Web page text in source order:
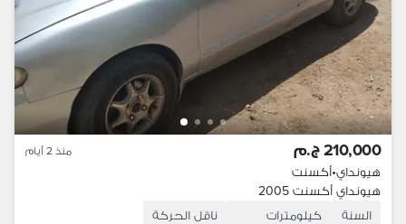
210,000 ج.م منذ 2 أيام
هيونداي•أكسنت
هيونداي أكسنت 2005
السنة
كيلومترات
ناقل الحركة